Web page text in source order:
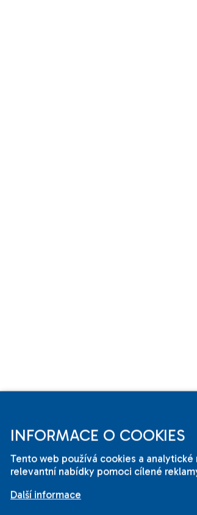
INFORMACE O COOKIES
Tento web používá cookies a
relevantní nabídky pomoci cílené
Další informace